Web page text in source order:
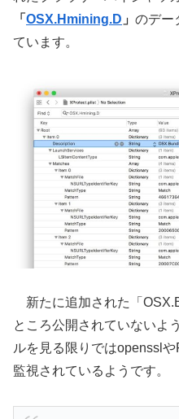
「 OSX.Hmining.D 」 のデー
ています。
新たに追加された「
ところ公開されていないよ
ルを見る限りではopenssl
監視されているようです。